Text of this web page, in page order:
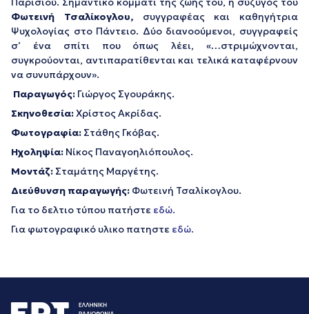
Φωτεινή Τσαλίκογλου, συγγραφέας και καθηγήτρια
Ψυχολογίας στο Πάντειο. Δύο διανοούμενοι, συγγραφείς
σ’ ένα σπίτι που όπως λέει, «…στριμώχνονται,
συγκρούονται, αντιπαρατίθενται και τελικά καταφέρνουν
να συνυπάρχουν».
Παραγωγός: Γιώργος Σγουράκης.
Σκηνοθεσία:Χρίστος Ακρίδας.
Φωτογραφία: Στάθης Γκόβας.
Ηχοληψία: Νίκος Παναγοηλιόπουλος.
Μοντάζ: Σταμάτης Μαργέτης.
Διεύθυνση παραγωγής: Φωτεινή Τσαλίκογλου.
Για το δελτιο τύπου πατήστε εδώ.
Για φωτογραφικό υλικο πατηστε εδώ.